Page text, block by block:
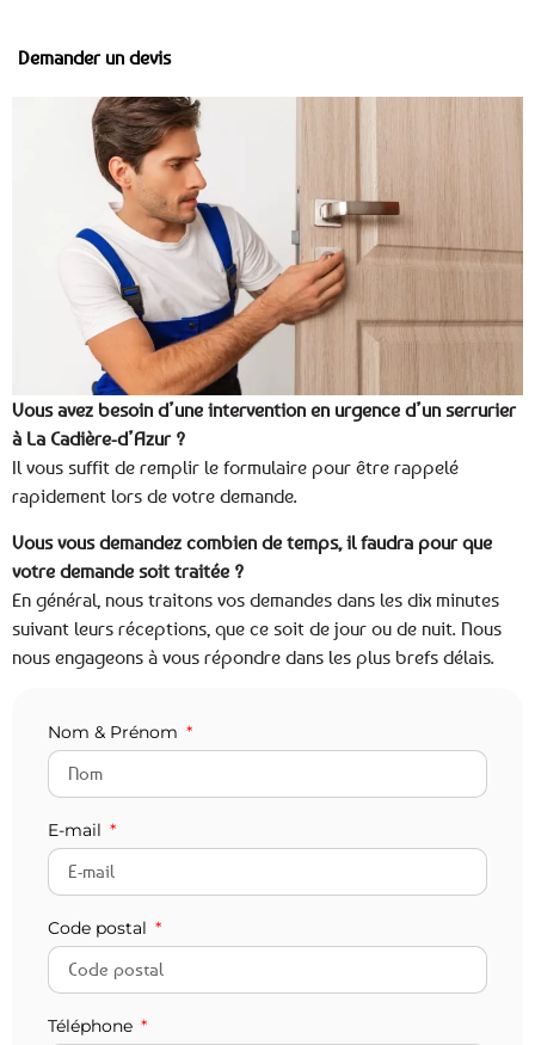
Demander un devis
Vous avez besoin d’une intervention en urgence d’un serrurier
à La Cadière-d’Azur ?
Il vous suffit de remplir le formulaire pour être rappelé
rapidement lors de votre demande.
Vous vous demandez combien de temps, il faudra pour que
votre demande soit traitée ?
En général, nous traitons vos demandes dans les dix minutes
suivant leurs réceptions, que ce soit de jour ou de nuit. Nous
nous engageons à vous répondre dans les plus brefs délais.
Nom & Prénom
E-mail
Code postal
Téléphone